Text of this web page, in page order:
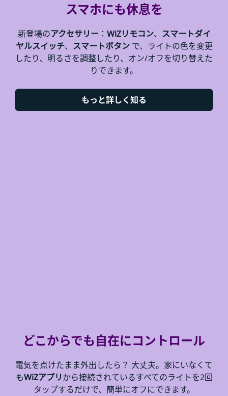
スマホにも休息を
新登場のアクセサリー ： WiZリモコン、 スマートダイ
ヤルスイッチ、 スマートボタンで、ライトの色を変更
したり、明るさを調整したり、オン/オフを切り替えた
りできます。
もっと詳しく知る
どこからでも自在にコントロール
電気を点けたまま外出したら？ 大丈夫。家にいなくて
もWiZアプリから接続されているすべてのライトを2回
タップするだけで、簡単にオフにできます。